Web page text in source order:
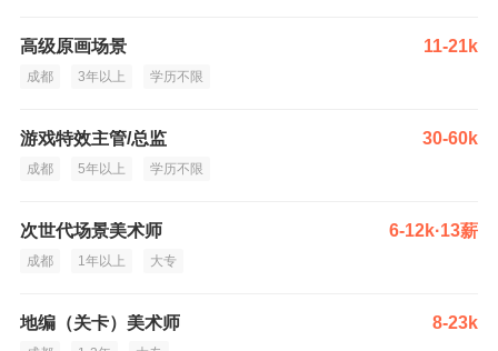
高级原画场景 11-21k
成都 3年以上 学历不限
游戏特效主管/总监 30-60k
成都 5年以上 学历不限
次世代场景美术师 6-12k·13薪
成都 1年以上 大专
地编（关卡）美术师 8-23k